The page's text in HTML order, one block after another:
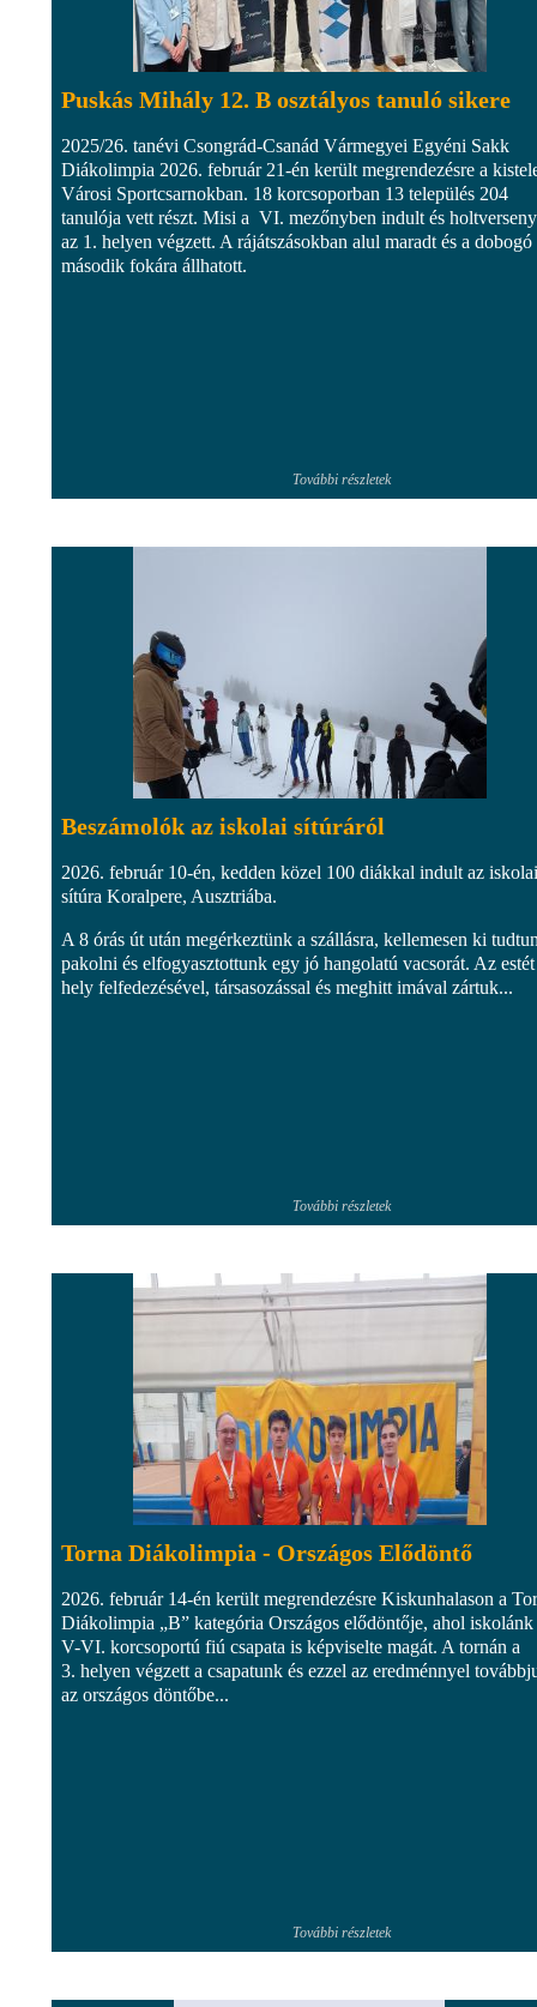
Puskás Mihály 12. B osztályos tanuló sikere
2025/26. tanévi Csongrád-Csanád Vármegyei Egyéni Sakk
Diákolimpia 2026. február 21-én került megrendezésre a
Városi Sportcsarnokban. 18 korcsoporban 13 település 204
tanulója vett részt. Misi a VI. mezőnyben indult és
az 1. helyen végzett. A rájátszásokban alul maradt és a dobogó
második fokára állhatott.
További részletek
Beszámolók az iskolai sítúráról
2026. február 10-én, kedden közel 100 diákkal indult az iskolai
sítúra Koralpere, Ausztriába.
A 8 órás út után megérkeztünk a szállásra, kellemesen ki
pakolni és elfogyasztottunk egy jó hangolatú vacsorát. Az estét
hely felfedezésével, társasozással és meghitt imával zártuk...
További részletek
Torna Diákolimpia - Országos Elődöntő
2026. február 14-én került megrendezésre Kiskunhalason a
Diákolimpia „B” kategória Országos elődöntője, ahol iskolánk
V-VI. korcsoportú fiú csapata is képviselte magát. A tornán a
3. helyen végzett a csapatunk és ezzel az eredménnyel
az országos döntőbe...
További részletek